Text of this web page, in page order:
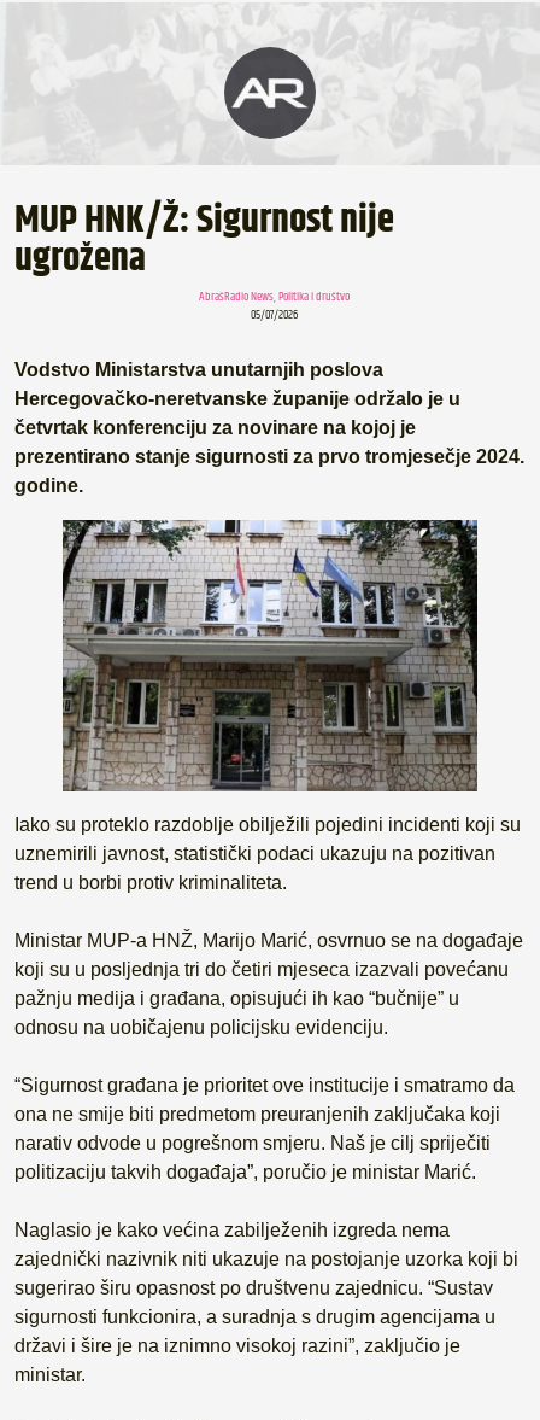
MUP HNK/Ž: Sigurnost nije
ugrožena
AbrašRadio News,Politika i društvo
05/07/2026
Vodstvo Ministarstva unutarnjih poslova
Hercegovačko-neretvanske županije održalo je u
četvrtak konferenciju za novinare na kojoj je
prezentirano stanje sigurnosti za prvo tromjesečje 2024.
godine.
Iako su proteklo razdoblje obilježili pojedini incidenti koji su
uznemirili javnost, statistički podaci ukazuju na pozitivan
trend u borbi protiv kriminaliteta.
Ministar MUP-a HNŽ, Marijo Marić, osvrnuo se na događaje
koji su u posljednja tri do četiri mjeseca izazvali povećanu
pažnju medija i građana, opisujući ih kao “bučnije” u
odnosu na uobičajenu policijsku evidenciju.
“Sigurnost građana je prioritet ove institucije i smatramo da
ona ne smije biti predmetom preuranjenih zaključaka koji
narativ odvode u pogrešnom smjeru. Naš je cilj spriječiti
politizaciju takvih događaja”, poručio je ministar Marić.
Naglasio je kako većina zabilježenih izgreda nema
zajednički nazivnik niti ukazuje na postojanje uzorka koji bi
sugerirao širu opasnost po društvenu zajednicu. “Sustav
sigurnosti funkcionira, a suradnja s drugim agencijama u
državi i šire je na iznimno visokoj razini”, zaključio je
ministar.